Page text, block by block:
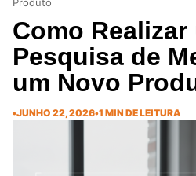
Produto
Como Realizar
Pesquisa de
um Novo
•JUNHO 22, 2026•1 MIN DE LEITURA